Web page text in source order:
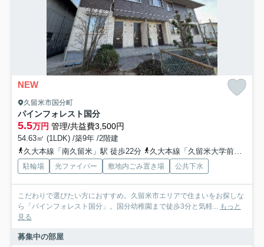
NEW
久留米市国分町
パインフォレスト国分
5.5万円 管理/共益費3,500円
54.63㎡ (1LDK) /築9年 /2階建
久大本線「南久留米」駅 徒歩22分
久大本線「久留米大学前」駅 徒歩30分
駐輪場 光ファイバー 敷地内ごみ置き場 公共下水
こだわりで選びたい方におすすめ。久留米市エリアで住まいをお探しな
ら「パインフォレスト国分」。国分幼稚園まで徒歩3分と気軽... もっと
見る
募集中の部屋